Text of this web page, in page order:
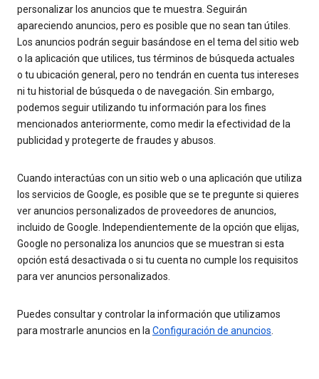
personalizar los anuncios que te muestra. Seguirán
apareciendo anuncios, pero es posible que no sean tan útiles.
Los anuncios podrán seguir basándose en el tema del sitio web
o la aplicación que utilices, tus términos de búsqueda actuales
o tu ubicación general, pero no tendrán en cuenta tus intereses
ni tu historial de búsqueda o de navegación. Sin embargo,
podemos seguir utilizando tu información para los fines
mencionados anteriormente, como medir la efectividad de la
publicidad y protegerte de fraudes y abusos.
Cuando interactúas con un sitio web o una aplicación que utiliza
los servicios de Google, es posible que se te pregunte si quieres
ver anuncios personalizados de proveedores de anuncios,
incluido de Google. Independientemente de la opción que elijas,
Google no personaliza los anuncios que se muestran si esta
opción está desactivada o si tu cuenta no cumple los requisitos
para ver anuncios personalizados.
Puedes consultar y controlar la información que utilizamos
para mostrarle anuncios en laConfiguración de anuncios.